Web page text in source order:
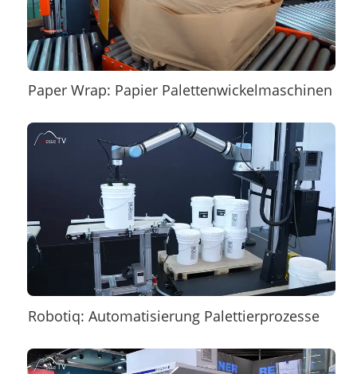
Paper Wrap: Papier Palettenwickelmaschinen
Robotiq: Automatisierung Palettierprozesse